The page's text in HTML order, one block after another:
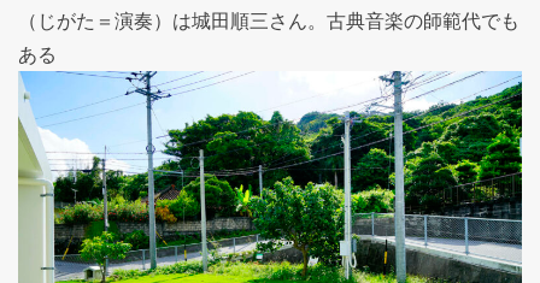
（じがた＝演奏）は城田順三さん。古典音楽の師範代でも
ある